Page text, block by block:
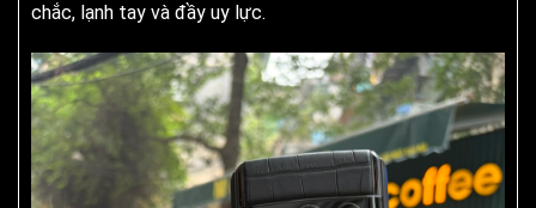
chắc, lạnh tay và đầy uy lực.